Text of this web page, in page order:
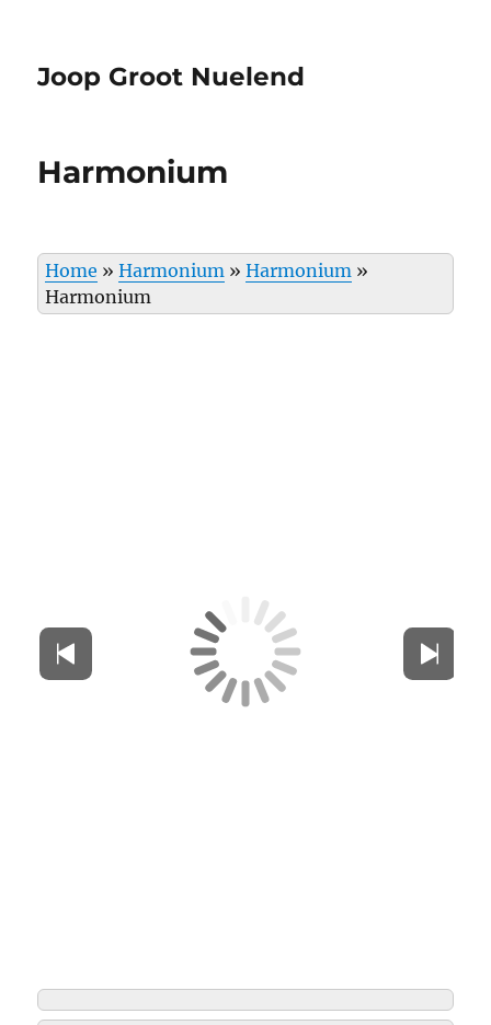
Joop Groot Nuelend
Harmonium
Home »Harmonium »Harmonium »
Harmonium